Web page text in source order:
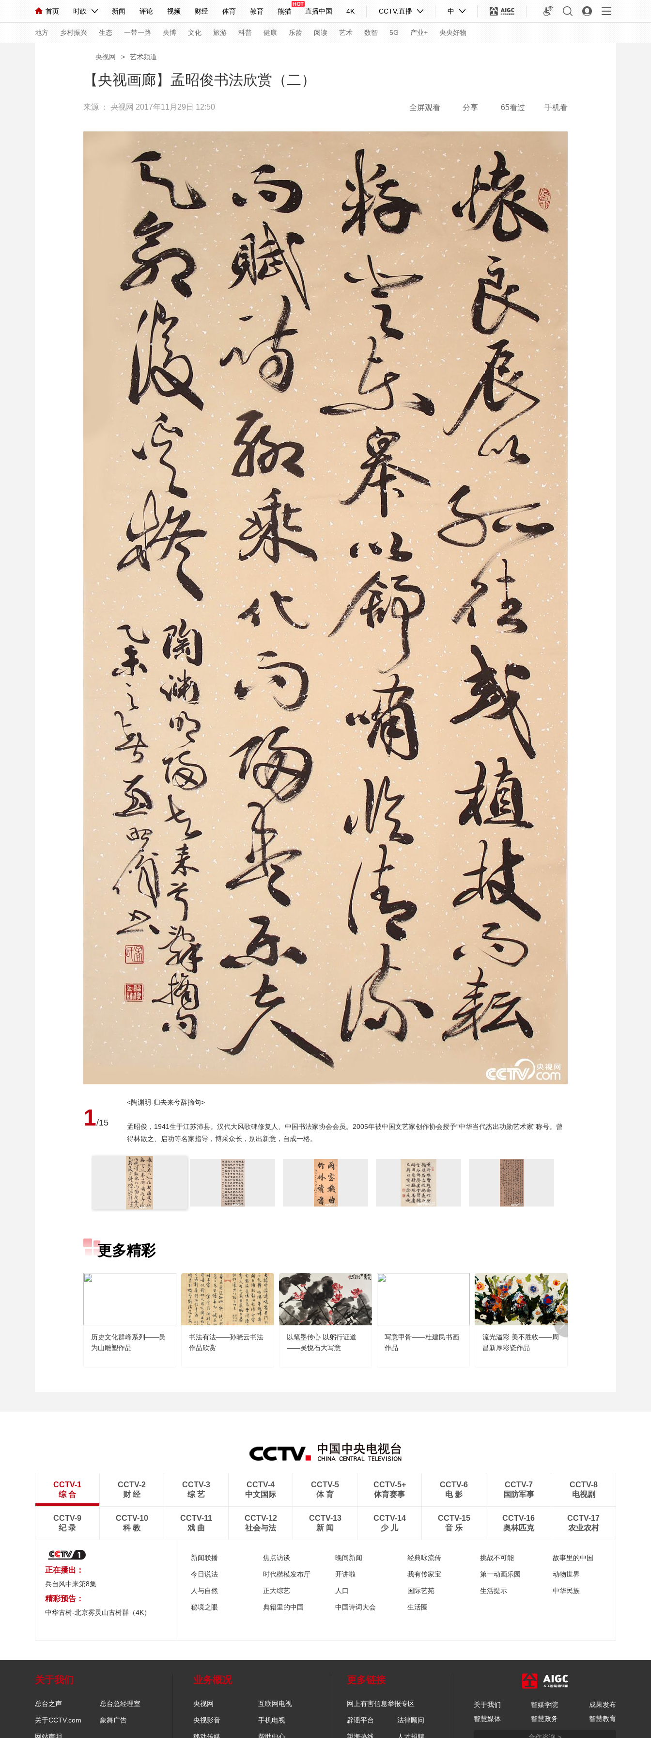
首页 时政 新闻 评论 视频 财经 体育 教育 熊猫 直播中国 4K CCTV.直播 中
人民领袖习近平 联播+ 中国领导人 央视快评 习式妙语 热解读 天天学习
直播 栏目大全 节目单 听音 微视频 主持人 下载央视影音
海外频道 iPanda English Монгол
地方 乡村振兴 生态 一带一路 央博 文化 旅游 科普 健康 乐龄 阅读 艺术 数智 5G 产业+ 央央好物
国内 国际 评论 经济 军事
小央直播 直播中国 熊猫频道 4K专区 全景新闻
快看 蓝海中国 新兵请入列 人生第一次 人生第二次
2026年世界杯 2026年冬奥会 CBA NBA 国足 国际足球 网球 综合体育 亚冬会
CCTV奥林匹克频道 生活体育大会 体育江湖 文化体育 冰雪道路 足球道路
乡村振兴 生态环境 一带一路 非遗 文化 旅游 科普 健康 乐龄 艺术 汽车 数智 5G 产业+
大国保险 云顶对话 超级工厂 智敬中国 全民健康 时尚 才艺 网展 央央好物
节目单 总台企业白名单
央视网 > 艺术频道
【央视画廊】孟昭俊书法欣赏（二）
来源 ： 央视网 2017年11月29日 12:50 全屏观看 分享 65看过 手机看
1/15
<陶渊明-归去来兮辞摘句>
孟昭俊，1941生于江苏沛县。汉代大风歌碑修复人、中国书法家协会会员。2005年被中国文艺家创作协会授予“中华当代杰出功勋艺术家”称号。曾
得林散之、启功等名家指导，博采众长，别出新意，自成一格。
更多精彩
历史文化群峰系列——吴
为山雕塑作品
书法有法——孙晓云书法
作品欣赏
以笔墨传心 以躬行证道
——吴悦石大写意
写意甲骨——杜建民书画
作品
流光溢彩 美不胜收——周
昌新厚彩瓷作品
CCTV-1
综 合
CCTV-2
财 经
CCTV-3
综 艺
CCTV-4
中文国际
CCTV-5
体 育
CCTV-5+
体育赛事
CCTV-6
电 影
CCTV-7
国防军事
CCTV-8
电视剧
CCTV-9
纪 录
CCTV-10
科 教
CCTV-11
戏 曲
CCTV-12
社会与法
CCTV-13
新 闻
CCTV-14
少 儿
CCTV-15
音 乐
CCTV-16
奥林匹克
CCTV-17
农业农村
正在播出：
兵自风中来第8集
精彩预告：
中华古树-北京雾灵山古树群（4K）
新闻联播 焦点访谈 晚间新闻 经典咏流传 挑战不可能 故事里的中国
今日说法 时代楷模发布厅 开讲啦 我有传家宝 第一动画乐园 动物世界
人与自然 正大综艺 人口 国际艺苑 生活提示 中华民族
秘境之眼 典籍里的中国 中国诗词大会 生活圈
关于我们
总台之声 总台总经理室
关于CCTV.com 象舞广告
业务概况
央视网 互联网电视
央视影音 手机电视
更多链接
网上有害信息举报专区
辟谣平台 法律顾问
关于我们 智媒学院
成果发布
智慧媒体
智慧政务 智慧教育